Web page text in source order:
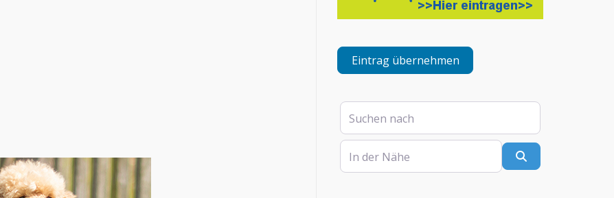
Eintrag übernehmen
Suchen nach
In der Nähe